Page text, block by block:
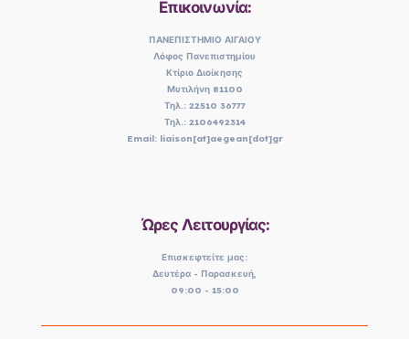
Επικοινωνία:
ΠΑΝΕΠΙΣΤΗΜΙΟ ΑΙΓΑΙΟΥ
Λόφος Πανεπιστημίου
Κτίριο Διοίκησης
Μυτιλήνη 81100
Τηλ.: 22510 36777
Τηλ.: 2106492314
Email: liaison[at]aegean[dot]gr
Ώρες Λειτουργίας:
Επισκεφτείτε μας:
Δευτέρα - Παρασκευή,
09:00 - 15:00